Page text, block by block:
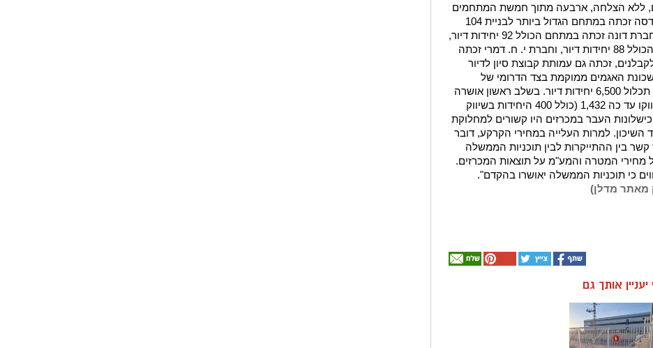
ללא הצלחה, ארבעה מתוך חמשת המתחמים
בשכונה. חברת גרופית נכסים והנדסה זכתה במתחם הגדול ביותר לבניית 104
דירות, הכולל גם 800 מ"ר למסחר. חברת דונה זכתה במתחם הכולל 92 יחידות דיור,
חברת צרפתי שמעון זכתה במתחם הכולל 88 יחידות דיור, וחברת י. ח. דמרי זכתה
בנוסף לקבלנים, זכתה גם עמותת קבוצת סיון לדיור
הכולל 62 דירות. שכונת האגמים ממוקמת בצד הדרומי של
אשקלון, ולפי תכנית מתאר מאושרת תכלול 6,500 יחידות דיור. בשלב ראשון אושרה
תב"ע ל-3,135 יחידות דיור, מתוכן שווקו עד כה 1,432 (כולל 400 היחידות בשיווק
העבר במכרזים היו קשורים למחלוקת
השיכון. למרות העלייה במחירי הקרקע, דובר
בין ההתייקרות לבין תוכניות הממשלה
המטרה והמע"מ על תוצאות המכרזים.
כי תוכניות הממשלה יאושרו בהקדם".
מאתר מדלן)
יעניין אותך גם